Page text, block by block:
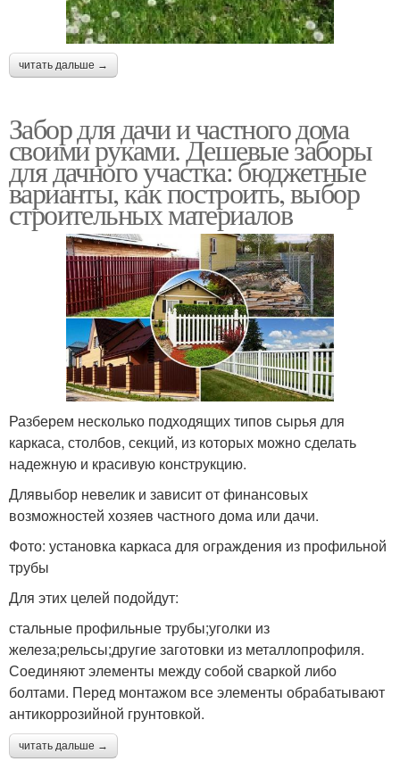
читать дальше →
Забор для дачи и частного дома
своими руками. Дешевые заборы
для дачного участка: бюджетные
варианты, как построить, выбор
строительных материалов
Разберем несколько подходящих типов сырья для
каркаса, столбов, секций, из которых можно сделать
надежную и красивую конструкцию.
Длявыбор невелик и зависит от финансовых
возможностей хозяев частного дома или дачи.
Фото: установка каркаса для ограждения из профильной
трубы
Для этих целей подойдут:
стальные профильные трубы;уголки из
железа;рельсы;другие заготовки из металлопрофиля.
Соединяют элементы между собой сваркой либо
болтами. Перед монтажом все элементы обрабатывают
антикоррозийной грунтовкой.
читать дальше →